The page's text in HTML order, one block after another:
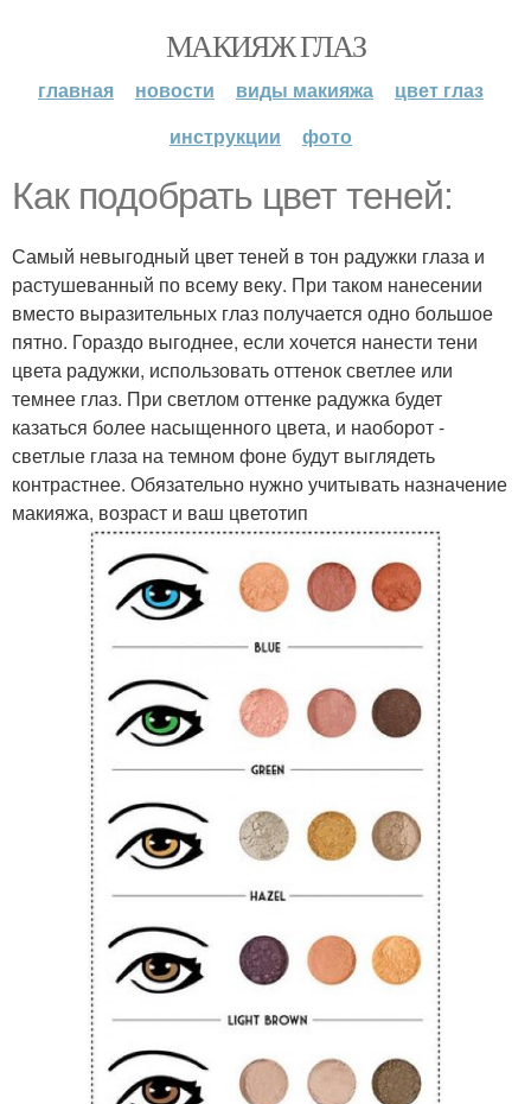
МАКИЯЖ ГЛАЗ
главная новости виды макияжа
цвет глаз
инструкции
фото
Как подобрать цвет теней:
Самый невыгодный цвет теней в тон радужки глаза и
растушеванный по всему веку. При таком нанесении
вместо выразительных глаз получается одно большое
пятно. Гораздо выгоднее, если хочется нанести тени
цвета радужки, использовать оттенок светлее или
темнее глаз. При светлом оттенке радужка будет
казаться более насыщенного цвета, и наоборот -
светлые глаза на темном фоне будут выглядеть
контрастнее. Обязательно нужно учитывать назначение
макияжа, возраст и ваш цветотип